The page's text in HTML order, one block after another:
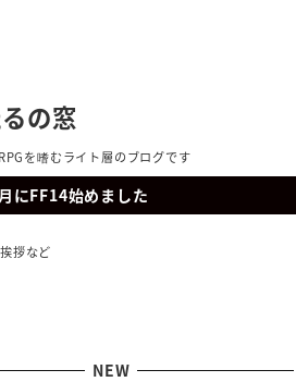
の窓
を嗜むライト層のブログです
にFF14始めました
拶など
NEW